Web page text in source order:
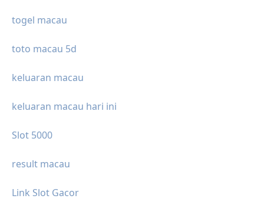
togel macau
toto macau 5d
keluaran macau
keluaran macau hari ini
Slot 5000
result macau
Link Slot Gacor